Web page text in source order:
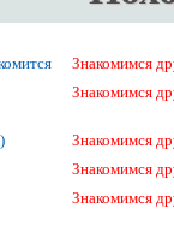
Знакомимся
Знакомимся
Знакомимся
Знакомимся
Знакомимся